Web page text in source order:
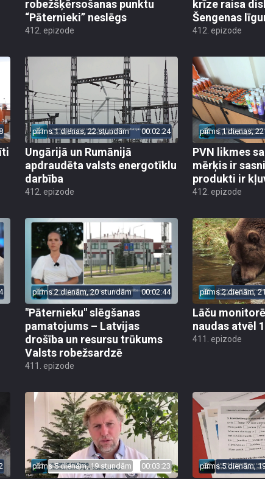
robežšķērsošanas punktu
“Pāternieki” neslēgs
412. epizode
krīze raisa
Šengenas
412. epizode
pirms 1 dienas, 22 stundām 00:02:24
Ungārijā un Rumānijā
apdraudēta valsts energotīklu
darbība
412. epizode
pirms 1 dienas,
PVN likmes
mērķis ir
produkti ir
412. epizode
pirms 2 dienām, 20 stundām 00:02:44
"Pāternieku" slēgšanas
pamatojums – Latvijas
drošība un resursu trūkums
Valsts robežsardzē
411. epizode
pirms 2 dienām,
Lāču
naudas atvēl
411. epizode
pirms 5 dienām, 19 stundām 00:03:23 pirms 5 dienām,